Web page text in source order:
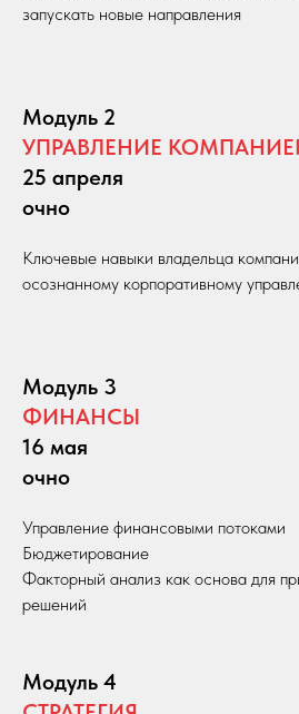
запускать новые направления
Модуль 2
УПРАВЛЕНИЕ
25 апреля
очно
Ключевые навыки владельца
осознанному корпоративному
Модуль 3
ФИНАНСЫ
16 мая
очно
Управление финансовыми потоками
Бюджетирование
Факторный анализ как основа для
решений
Модуль 4